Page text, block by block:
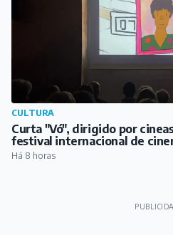
CULTURA
Curta "Vó", dirigido por
festival internacional de
Há 8 horas